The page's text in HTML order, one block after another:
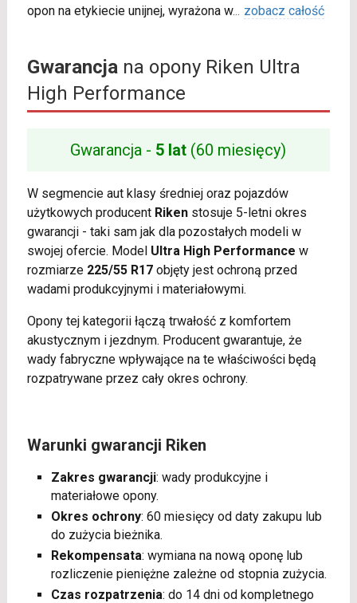
opon na etykiecie unijnej, wyrażona w... zobacz całość
Gwarancjana opony Riken Ultra
High Performance
Gwarancja - 5 lat (60 miesięcy)
W segmencie aut klasy średniej oraz pojazdów
użytkowych producent Rikenstosuje 5-letni okres
gwarancji - taki sam jak dla pozostałych modeli w
swojej ofercie. Model Ultra High Performance w
rozmiarze 225/55 R17objęty jest ochroną przed
wadami produkcyjnymi i materiałowymi.
Opony tej kategorii łączą trwałość z komfortem
akustycznym i jezdnym. Producent gwarantuje, że
wady fabryczne wpływające na te właściwości będą
rozpatrywane przez cały okres ochrony.
Warunki gwarancji Riken
Zakres gwarancji: wady produkcyjne i
materiałowe opony.
Okres ochrony: 60 miesięcy od daty zakupu lub
do zużycia bieżnika.
Rekompensata: wymiana na nową oponę lub
rozliczenie pieniężne zależne od stopnia zużycia.
Czas rozpatrzenia: do 14 dni od kompletnego